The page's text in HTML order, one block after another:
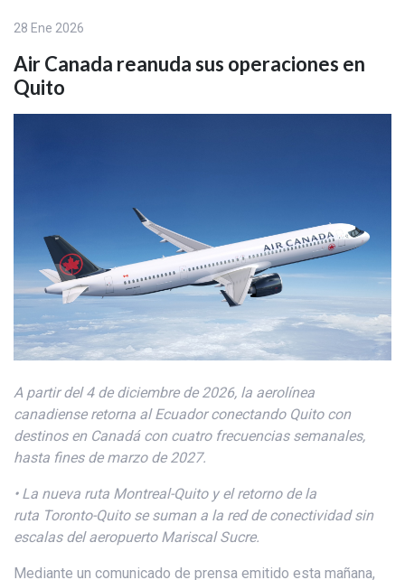
28 Ene 2026
Air Canada reanuda sus operaciones en
Quito
A partir del 4 de diciembre de 2026, la aerolínea
canadiense retorna al Ecuador conectando Quito con
destinos en Canadá con cuatro frecuencias semanales,
hasta fines de marzo de 2027.
• La nueva ruta Montreal-Quito y el retorno de la
ruta Toronto-Quito se suman a la red de conectividad sin
escalas del aeropuerto Mariscal Sucre.
Mediante un comunicado de prensa emitido esta mañana,